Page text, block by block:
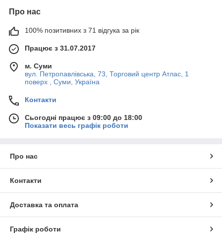
Про нас
100% позитивних з 71 відгука за рік
Працює з 31.07.2017
м. Суми
вул. Петропавлівська, 73, Торговий центр Атлас, 1
поверх , Суми, Україна
Контакти
Сьогодні працює з 09:00 до 18:00
Показати весь графік роботи
Про нас
Контакти
Доставка та оплата
Графік роботи